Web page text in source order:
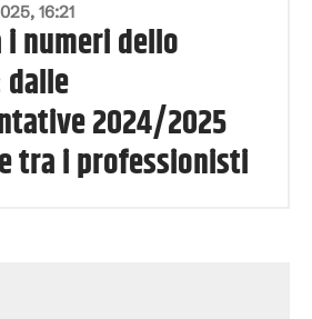
16:21
i numeri dello
2024/2025
tra i professionisti